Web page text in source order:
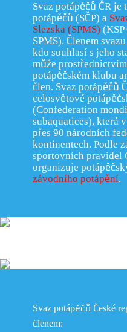
Svaz potápěčů ČR je
potápěčů (SČP) a
Slezska (SPMS)
SPMS). Členem
kdo souhlasí s jeho
může
potápěčském klubu
člen. Svaz potápěčů
celosvětové
(Confederation
subaquatices), která
přes 90 národních
kontinentech. Podle
sportovních pravidel
organizuje
závodního potápění.
Svaz potápěčů České
členem: